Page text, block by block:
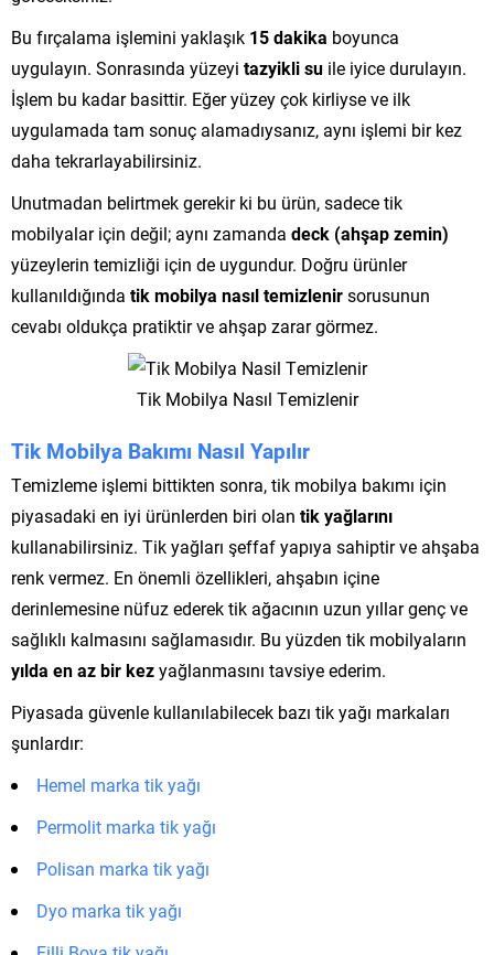
Bu fırçalama işlemini yaklaşık 15 dakika boyunca
uygulayın. Sonrasında yüzeyi tazyikli su ile iyice durulayın.
İşlem bu kadar basittir. Eğer yüzey çok kirliyse ve ilk
uygulamada tam sonuç alamadıysanız, aynı işlemi bir kez
daha tekrarlayabilirsiniz.
Unutmadan belirtmek gerekir ki bu ürün, sadece tik
mobilyalar için değil; aynı zamanda deck (ahşap zemin)
yüzeylerin temizliği için de uygundur. Doğru ürünler
kullanıldığında tik mobilya nasıl temizlenirsorusunun
cevabı oldukça pratiktir ve ahşap zarar görmez.
Tik Mobilya Nasıl Temizlenir
Tik Mobilya Bakımı Nasıl Yapılır
Temizleme işlemi bittikten sonra, tik mobilya bakımı için
piyasadaki en iyi ürünlerden biri olan tik yağlarını
kullanabilirsiniz. Tik yağları şeffaf yapıya sahiptir ve ahşaba
renk vermez. En önemli özellikleri, ahşabın içine
derinlemesine nüfuz ederek tik ağacının uzun yıllar genç ve
sağlıklı kalmasını sağlamasıdır. Bu yüzden tik mobilyaların
yılda en az bir kezyağlanmasını tavsiye ederim.
Piyasada güvenle kullanılabilecek bazı tik yağı markaları
şunlardır:
Hemel marka tik yağı
Permolit marka tik yağı
Polisan marka tik yağı
Dyo marka tik yağı